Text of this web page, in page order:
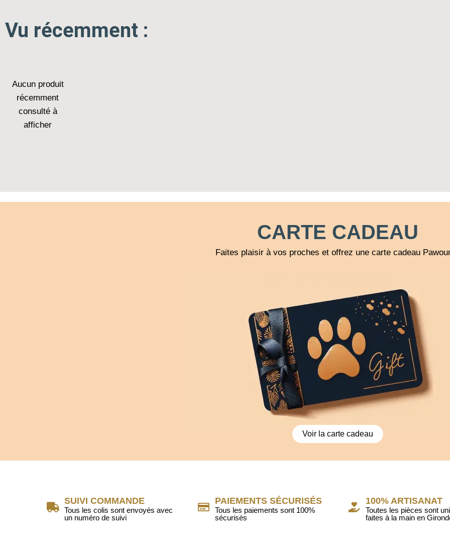
Vu récemment :
Aucun produit
récemment
consulté à
afficher
CARTE CADEAU
Faites plaisir à vos proches et offrez une carte cadeau
Voir la carte cadeau
SUIVI COMMANDE
Tous les colis sont envoyés avec
un numéro de suivi
PAIEMENTS SÉCURISÉS
Tous les paiements sont 100%
sécurisés
100% ARTISANAT
Toutes les pièces sont
faites à la main en